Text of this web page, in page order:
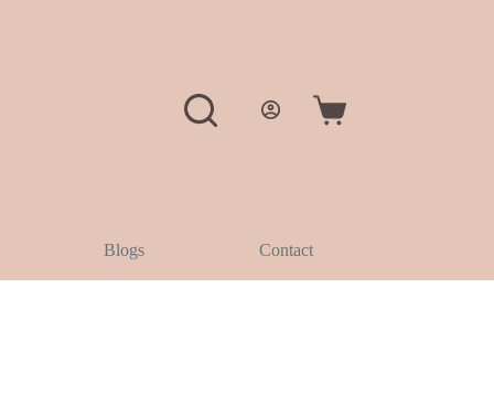
Winkelwagen
Blogs Contact